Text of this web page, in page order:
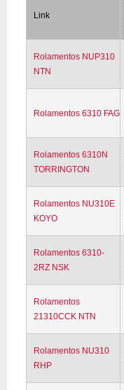
Link
Rolamentos NUP310
NTN
Rolamentos 6310 FAG
Rolamentos 6310N
TORRINGTON
Rolamentos NU310E
KOYO
Rolamentos 6310-
2RZ NSK
Rolamentos
21310CCK NTN
Rolamentos NU310
RHP